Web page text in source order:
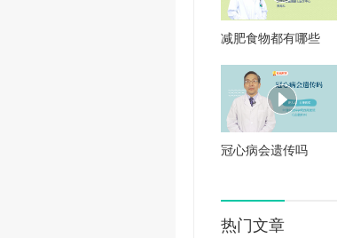
减肥食物都有哪些
冠心病会遗传吗
热门文章